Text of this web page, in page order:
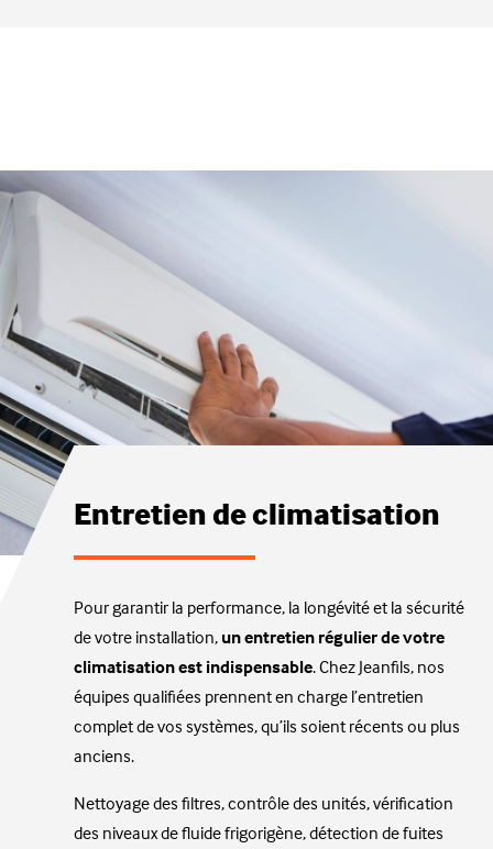
Entretien de climatisation
Pour garantir la performance, la longévité et la sécurité
de votre installation, un entretien régulier de votre
climatisation est indispensable. Chez Jeanfils, nos
équipes qualifiées prennent en charge l’entretien
complet de vos systèmes, qu’ils soient récents ou plus
anciens.
Nettoyage des filtres, contrôle des unités, vérification
des niveaux de fluide frigorigène, détection de fuites